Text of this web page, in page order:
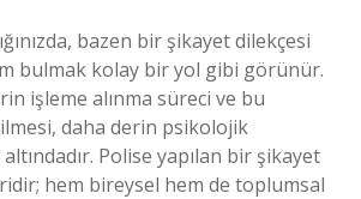
bazen bir şikayet dilekçesi
bulmak kolay bir yol gibi görünür.
işleme alınma süreci ve bu
daha derin psikolojik
Polise yapılan bir şikayet
hem bireysel hem de toplumsal